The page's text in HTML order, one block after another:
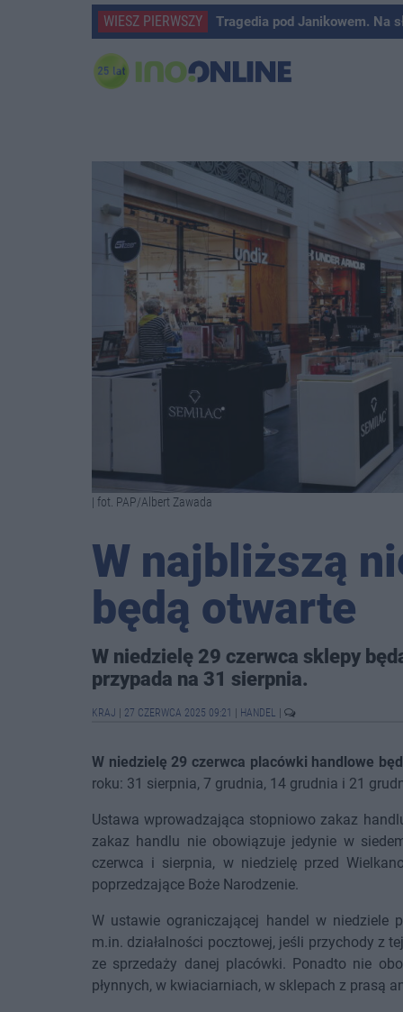
WIESZ PIERWSZY Tragedia pod Janikowem. Na
| fot. PAP/Albert Zawada
W najbliższą
będą otwarte
W niedzielę 29 czerwca sklepy
przypada na 31 sierpnia.
KRAJ 27 CZERWCA 2025 09:21 HANDEL
W niedzielę 29 czerwca placówki handlowe
roku: 31 sierpnia, 7 grudnia, 14 grudnia i 21
Ustawa wprowadzająca stopniowo zakaz
zakaz handlu nie obowiązuje jedynie w
czerwca i sierpnia, w niedzielę przed
poprzedzające Boże Narodzenie.
W ustawie ograniczającej handel w niedziele
m.in. działalności pocztowej, jeśli przychody z
ze sprzedaży danej placówki. Ponadto nie
płynnych, w kwiaciarniach, w sklepach z prasą